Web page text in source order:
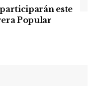
este
Popular